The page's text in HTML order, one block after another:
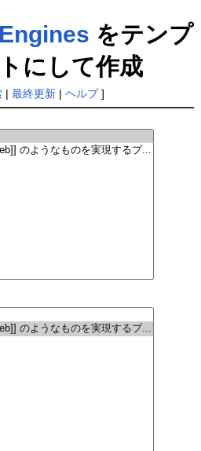
をテンプ
にして作成
| 最終更新| ヘルプ]